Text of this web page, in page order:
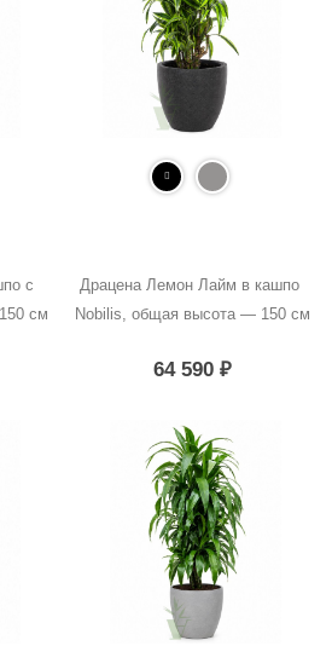
с
см
Драцена Лемон Лайм в кашпо
Nobilis, общая высота — 150 см
64 590 ₽